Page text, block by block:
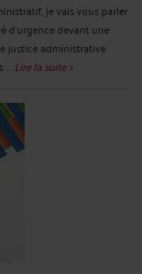
je vais vous parler
d'urgence devant une
justice administrative
Lire la suite >